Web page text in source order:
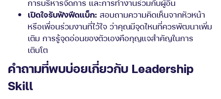
การบริหารจัดการ และการทำงานร่วมกับผู้อื่น
เปิดใจรับฟังฟีดแบ็ก: สอบถามความคิดเห็นจากหัวหน้า
หรือเพื่อนร่วมงานที่ไว้ใจ ว่าคุณมีจุดไหนที่ควรพัฒนาเพิ่ม
เติม การรู้จุดอ่อนของตัวเองคือกุญแจสำคัญในการ
เติบโต
คำถามที่พบบ่อยเกี่ยวกับ Leadership
Skill